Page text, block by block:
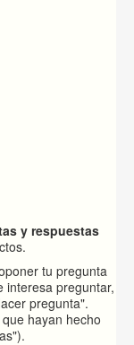
y respuestas
tu pregunta
interesa preguntar,
pregunta".
hayan hecho